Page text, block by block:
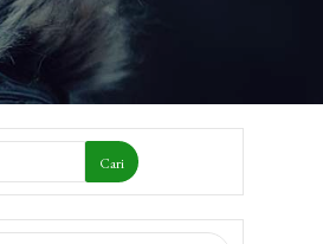
Cari